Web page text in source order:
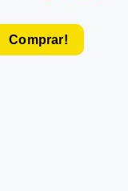
Comprar!